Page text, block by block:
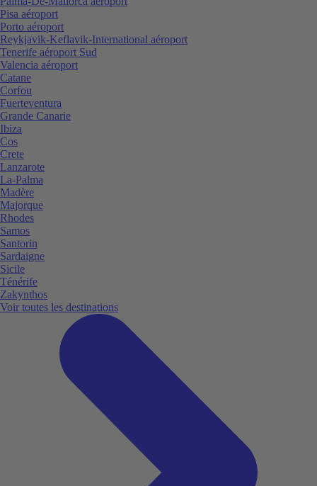
Pisa aéroport
Porto aéroport
Reykjavik-Keflavik-International aéroport
Tenerife aéroport Sud
Valencia aéroport
Catane
Corfou
Fuerteventura
Grande Canarie
Ibiza
Cos
Crete
Lanzarote
La-Palma
Madère
Majorque
Rhodes
Samos
Santorin
Sardaigne
Sicile
Ténérife
Zakynthos
Voir toutes les destinations